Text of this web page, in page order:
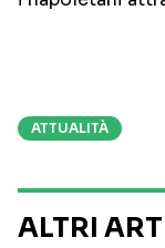
ATTUALITÀ
ALTRI